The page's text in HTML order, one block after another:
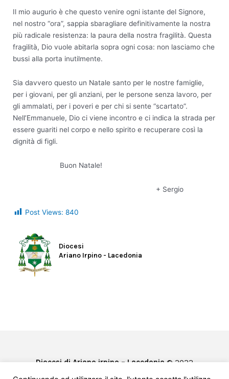
Il mio augurio è che questo venire ogni istante del Signore,
nel nostro “ora”, sappia sbaragliare definitivamente la nostra
più radicale resistenza: la paura della nostra fragilità. Questa
fragilità, Dio vuole abitarla sopra ogni cosa: non lasciamo che
bussi alla porta inutilmente.
Sia davvero questo un Natale santo per le nostre famiglie,
per i giovani, per gli anziani, per le persone senza lavoro, per
gli ammalati, per i poveri e per chi si sente “scartato”.
Nell’Emmanuele, Dio ci viene incontro e ci indica la strada per
essere guariti nel corpo e nello spirito e recuperare così la
dignità di figli.
Buon Natale!
+ Sergio
Post Views: 840
Diocesi
Ariano Irpino - Lacedonia
Diocesi di Ariano irpino – Lacedonia © 2022
Privacy & Cookie Policy